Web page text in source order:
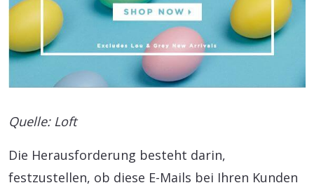
Quelle: Loft
Die Herausforderung besteht darin,
festzustellen, ob diese E-Mails bei Ihren Kunden